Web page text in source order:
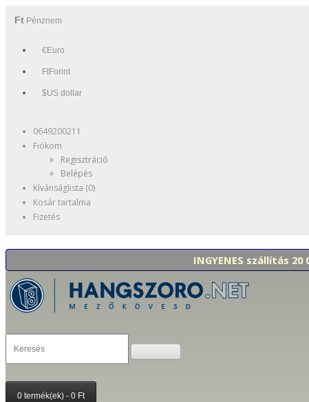
Ft Pénznem
€Euro
FtForint
$US dollar
0649200211
Fiókom
Regisztráció
Belépés
Kívánságlista (0)
Kosár tartalma
Fizetés
INGYENES szállítás
0 termék(ek) - 0 Ft